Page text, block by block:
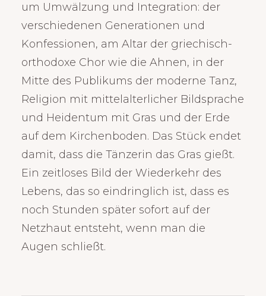
um Umwälzung und Integration: der
verschiedenen Generationen und
Konfessionen, am Altar der griechisch-
orthodoxe Chor wie die Ahnen, in der
Mitte des Publikums der moderne Tanz,
Religion mit mittelalterlicher Bildsprache
und Heidentum mit Gras und der Erde
auf dem Kirchenboden. Das Stück endet
damit, dass die Tänzerin das Gras gießt.
Ein zeitloses Bild der Wiederkehr des
Lebens, das so eindringlich ist, dass es
noch Stunden später sofort auf der
Netzhaut entsteht, wenn man die
Augen schließt.